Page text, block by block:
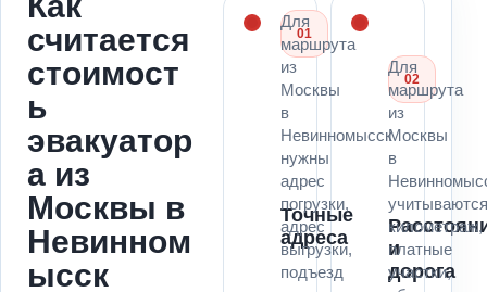
считается
стоимост
ь
эвакуатор
а из
Москвы в
Невинном
ысск
01
Точные
адреса
Для
маршрута
из
Москвы
в
Невинномысск
нужны
адрес
погрузки,
адрес
выгрузки,
подъезд
02
и
дорога
Для
маршрута
из
Москвы
в
километраж,
платные
участки,